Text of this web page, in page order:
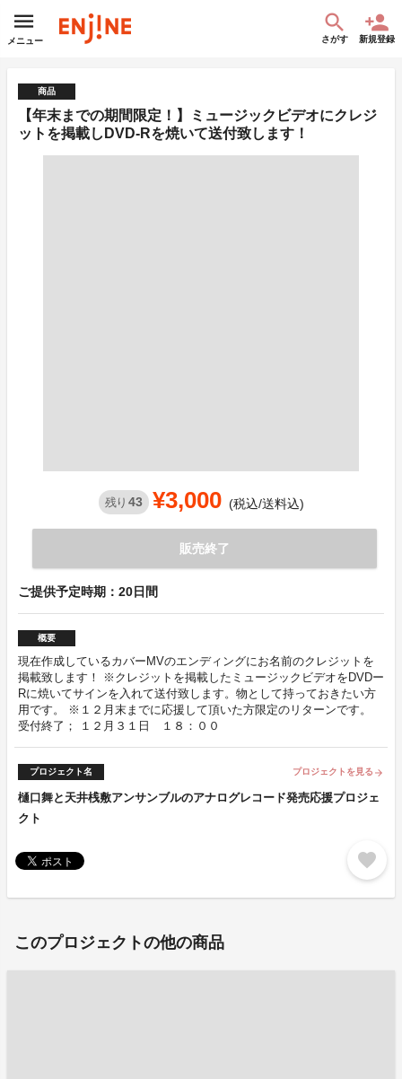
メニュー さがす 新規登録
商品
【年末までの期間限定！】ミュージックビデオにクレジ
ットを掲載しDVD-Rを焼いて送付致します！
残り 43 ¥3,000 (税込/送料込)
販売終了
ご提供予定時期：20日間
概要
現在作成しているカバーMVのエンディングにお名前のクレジットを
掲載致します！ ※クレジットを掲載したミュージックビデオをDVDー
Rに焼いてサインを入れて送付致します。物として持っておきたい方
用です。 ※１２月末までに応援して頂いた方限定のリターンです。
受付終了； １２月３１日 １８：００
プロジェクト名 プロジェクトを見る arrow_forward
樋口舞と天井桟敷アンサンブルのアナログレコード発売応援プロジェ
クト
favorite
このプロジェクトの他の商品